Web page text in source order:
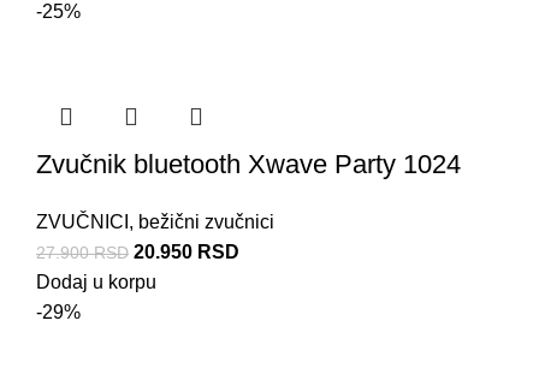
-25%
Zvučnik bluetooth Xwave Party 1024
ZVUČNICI , bežični zvučnici
27.900RSD 20.950 RSD
Dodaj u korpu
-29%